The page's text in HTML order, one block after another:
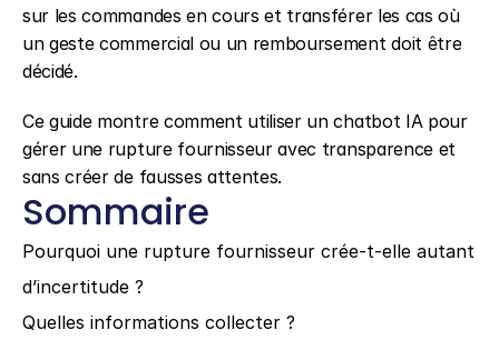
sur les commandes en cours et transférer les cas où
un geste commercial ou un remboursement doit être
décidé.
Ce guide montre comment utiliser un chatbot IA pour
gérer une rupture fournisseur avec transparence et
sans créer de fausses attentes.
Sommaire
Pourquoi une rupture fournisseur crée-t-elle autant
d’incertitude ?
Quelles informations collecter ?